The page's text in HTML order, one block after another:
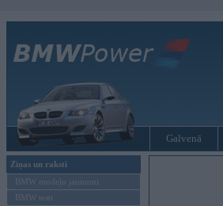
Galvenā
Ziņas un raksti
BMW modeļu jaunumi
BMW testi